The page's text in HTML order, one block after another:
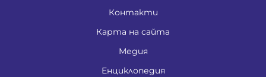
Контакти
Карта на сайта
Медия
Енциклопедия